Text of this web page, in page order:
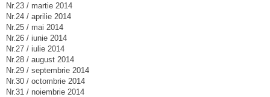
Nr.23 / martie 2014
Nr.24 / aprilie 2014
Nr.25 / mai 2014
Nr.26 / iunie 2014
Nr.27 / iulie 2014
Nr.28 / august 2014
Nr.29 / septembrie 2014
Nr.30 / octombrie 2014
Nr.31 / noiembrie 2014